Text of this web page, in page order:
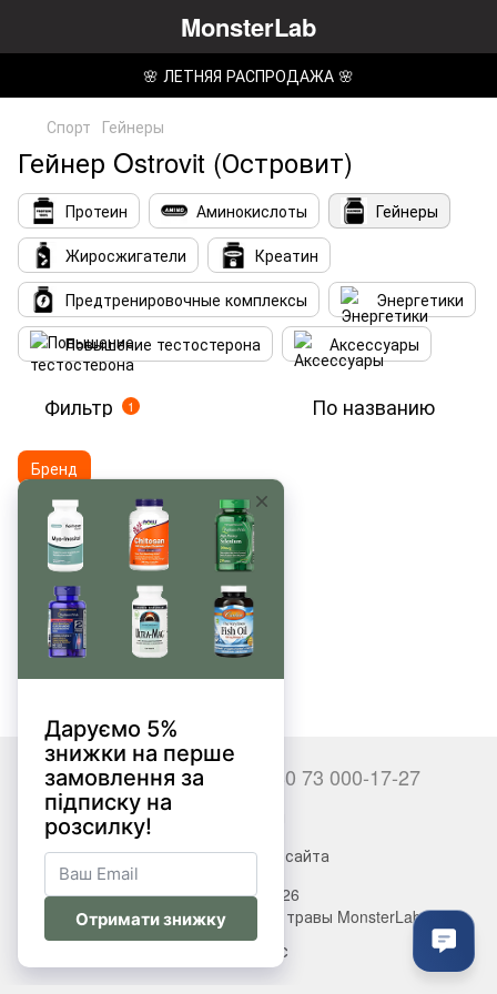
MonsterLab
🌸 ЛЕТНЯЯ РАСПРОДАЖА 🌸
Спорт Гейнеры
Гейнер Ostrovit (Островит)
Протеин Аминокислоты
Гейнеры
Жиросжигатели
Креатин
Предтренировочные комплексы
Энергетики
Повышение тестостерона
Аксессуары
Фильтр 1 По названию
Бренд
Нет товаров
+380 66 000-17-27 +380 73 000-17-27
Полная версия сайта
© 2017—2026
Витамины, БАДы, добавки, травы MonsterLab
Рус